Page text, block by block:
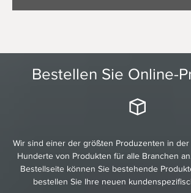
Bestellen Sie Online-
Wir sind einer der größten Produzenten in
Hunderte von Produkten für alle Branchen
Bestellseite können Sie bestehende
bestellen Sie Ihre neuen